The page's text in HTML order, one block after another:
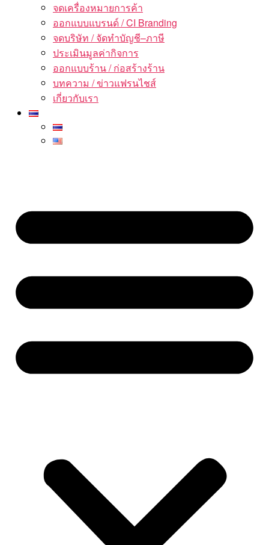
จดเครื่องหมายการค้า
ออกแบบแบรนด์ / CI Branding
จดบริษัท / จัดทำบัญชี–ภาษี
ประเมินมูลค่ากิจการ
ออกแบบร้าน / ก่อสร้างร้าน
บทความ / ข่าวแฟรนไชส์
เกี่ยวกับเรา